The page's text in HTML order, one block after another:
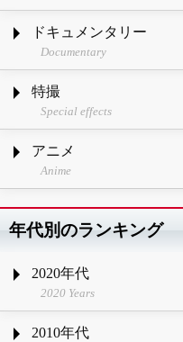
ドキュメンタリー
Documentary
特撮
Special effects
アニメ
Anime
年代別のランキング
2020年代
2020 Years
2010年代